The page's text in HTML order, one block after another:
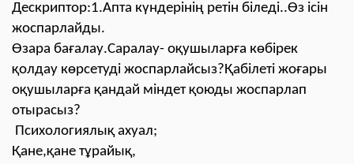
Дескриптор:1.Апта күндерінің ретін біледі..Өз ісін
жоспарлайды.
Өзара бағалау.Саралау- оқушыларға көбірек
қолдау көрсетуді жоспарлайсыз?Қабілеті жоғары
оқушыларға қандай міндет қоюды жоспарлап
отырасыз?
Психологиялық ахуал;
Қане,қане тұрайық,